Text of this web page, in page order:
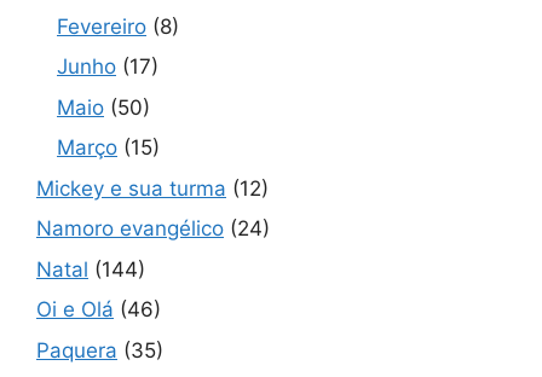
Fevereiro (8)
Junho (17)
Maio (50)
Março (15)
Mickey e sua turma (12)
Namoro evangélico (24)
Natal (144)
Oi e Olá (46)
Paquera (35)